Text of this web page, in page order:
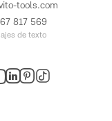
tools.com
817 569
de texto